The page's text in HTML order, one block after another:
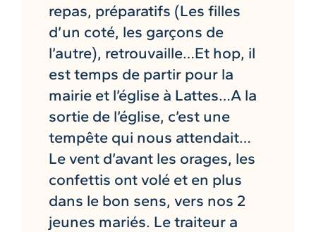
repas, préparatifs (Les filles
d’un coté, les garçons de
l’autre), retrouvaille…Et hop, il
est temps de partir pour la
mairie et l’église à Lattes…A la
sortie de l’église, c’est une
tempête qui nous attendait…
Le vent d’avant les orages, les
confettis ont volé et en plus
dans le bon sens, vers nos 2
jeunes mariés. Le traiteur a